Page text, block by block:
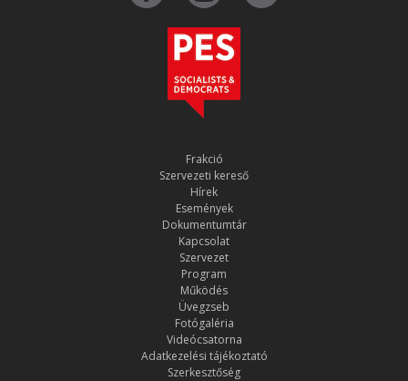
Frakció
Szervezeti kereső
Hírek
Események
Dokumentumtár
Kapcsolat
Szervezet
Program
Működés
Üvegzseb
Fotógaléria
Videócsatorna
Adatkezelési tájékoztató
Szerkesztőség